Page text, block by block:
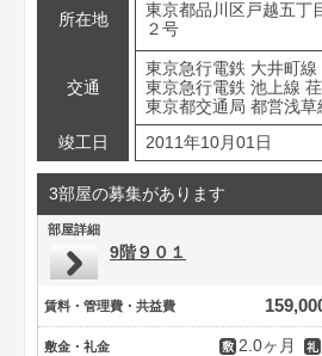
所在地
東京都品川区戸越五丁
２号
交通
東京急行電鉄 大井町
東京急行電鉄 池上線
東京都交通局 都営浅
竣工日
2011年10月01日
3部屋の募集があります
部屋詳細
9階９０１
賃料・管理費・共益費
敷金・礼金 2.0ヶ月